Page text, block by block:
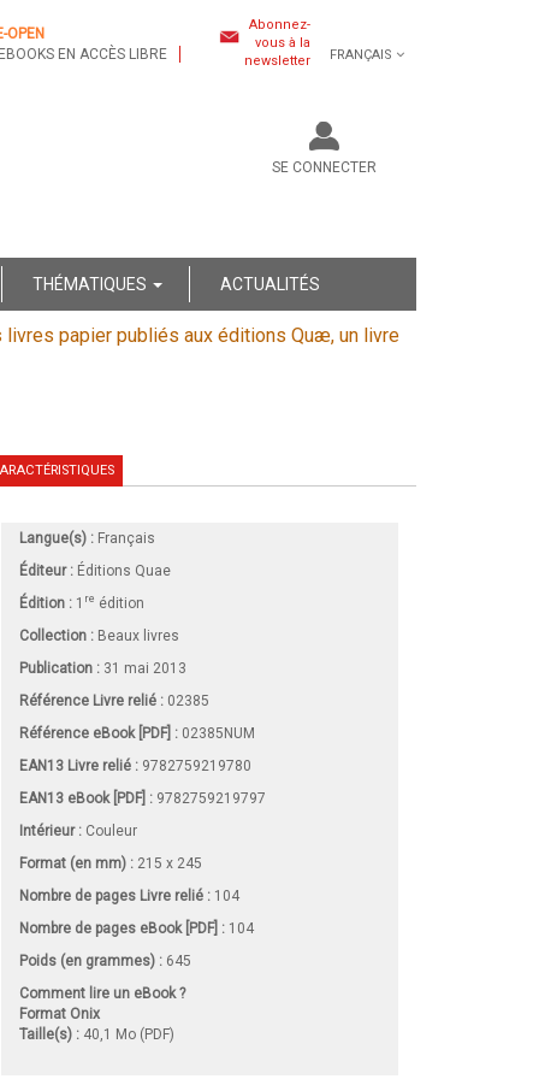
OPEN
EN ACCÈS LIBRE
Abonnez-
vous à la
newsletter
FRANÇAIS
SE CONNECTER
THÉMATIQUES ACTUALITÉS
livres papier publiés aux éditions Quæ, un livre
Langue(s) : Français
Éditeur : Éditions Quae
Édition : 1 re édition
Collection : Beaux livres
Publication : 31 mai 2013
Référence Livre relié : 02385
Référence eBook [PDF] : 02385NUM
EAN13 Livre relié : 9782759219780
EAN13 eBook [PDF] : 9782759219797
Intérieur : Couleur
Format (en mm) : 215 x 245
Nombre de pages Livre relié : 104
Nombre de pages eBook [PDF] : 104
Poids (en grammes) : 645
Comment lire un eBook ?
Format Onix
Taille(s) : 40,1 Mo (PDF)